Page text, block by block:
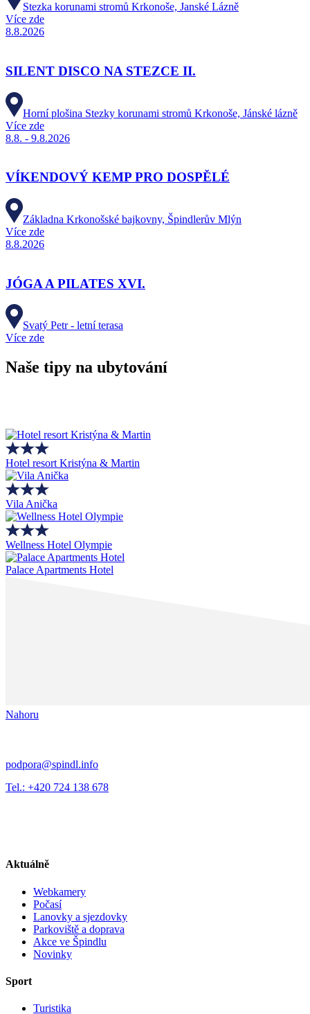
Stezka korunami stromů Krkonoše, Janské Lázně
Více zde
8.8.2026
SILENT DISCO NA STEZCE II.
Horní plošina Stezky korunami stromů Krkonoše, Jánské lázně
Více zde
8.8. - 9.8.2026
VÍKENDOVÝ KEMP PRO DOSPĚLÉ
Základna Krkonošské bajkovny, Špindlerův Mlýn
Více zde
8.8.2026
JÓGA A PILATES XVI.
Svatý Petr - letní terasa
Více zde
Naše tipy na ubytování
Hotel resort Kristýna & Martin
Vila Anička
Wellness Hotel Olympie
Palace Apartments Hotel
Nahoru
podpora@spindl.info
Tel.: +420 724 138 678
Aktuálně
Webkamery
Počasí
Lanovky a sjezdovky
Parkoviště a doprava
Akce ve Špindlu
Novinky
Sport
Turistika